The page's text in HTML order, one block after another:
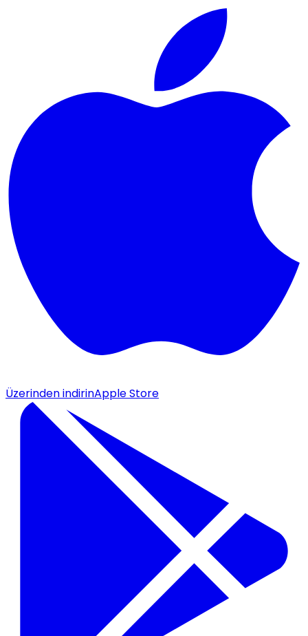
Üzerinden indirinApple Store